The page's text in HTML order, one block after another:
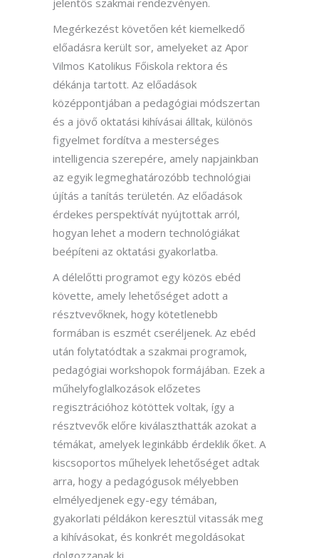
jelentős szakmai rendezvényen.
Megérkezést követően két kiemelkedő
előadásra került sor, amelyeket az Apor
Vilmos Katolikus Főiskola rektora és
dékánja tartott. Az előadások
középpontjában a pedagógiai módszertan
és a jövő oktatási kihívásai álltak, különös
figyelmet fordítva a mesterséges
intelligencia szerepére, amely napjainkban
az egyik legmeghatározóbb technológiai
újítás a tanítás területén. Az előadások
érdekes perspektívát nyújtottak arról,
hogyan lehet a modern technológiákat
beépíteni az oktatási gyakorlatba.
A délelőtti programot egy közös ebéd
követte, amely lehetőséget adott a
résztvevőknek, hogy kötetlenebb
formában is eszmét cseréljenek. Az ebéd
után folytatódtak a szakmai programok,
pedagógiai workshopok formájában. Ezek a
műhelyfoglalkozások előzetes
regisztrációhoz kötöttek voltak, így a
résztvevők előre kiválaszthatták azokat a
témákat, amelyek leginkább érdeklik őket. A
kiscsoportos műhelyek lehetőséget adtak
arra, hogy a pedagógusok mélyebben
elmélyedjenek egy-egy témában,
gyakorlati példákon keresztül vitassák meg
a kihívásokat, és konkrét megoldásokat